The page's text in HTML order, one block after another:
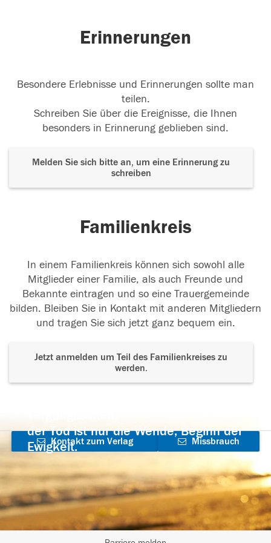
Erinnerungen
Besondere Erlebnisse und Erinnerungen sollte man
teilen.
Schreiben Sie über die Ereignisse, die Ihnen
besonders in Erinnerung geblieben sind.
Melden Sie sich bitte an, um eine Erinnerung zu
schreiben
Familienkreis
In einem Familienkreis können sich sowohl alle
Mitglieder einer Familie, als auch Freunde und
Bekannte eintragen und so eine Trauergemeinde
bilden. Bleiben Sie in Kontakt mit anderen Mitgliedern
und tragen Sie sich jetzt ganz bequem ein.
Jetzt anmelden um Teil des Familienkreises zu
werden.
der Tod ist nur die Wende, Beginn der
Ewigkeit.
Kontakt zum Verlag
aufnehmen
Missbrauch